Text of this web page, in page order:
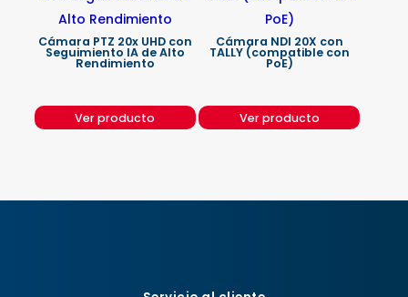
Cámara PTZ 20x UHD con
Seguimiento IA de Alto
Rendimiento
Ver producto
Cámara NDI 20X con
TALLY (compatible con
PoE)
Ver producto